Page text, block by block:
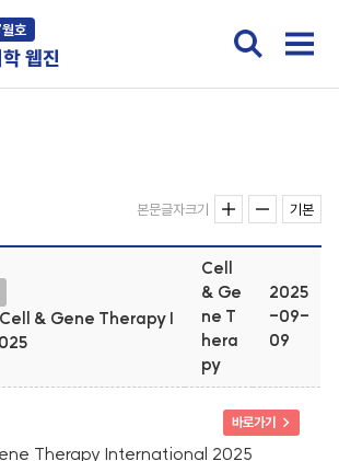
호
웹진
본문글자크기 기본
& Gene Therapy I
Cell
& Ge
ne T
hera
py
2025
-09-
09
바로가기 >
Therapy International 2025